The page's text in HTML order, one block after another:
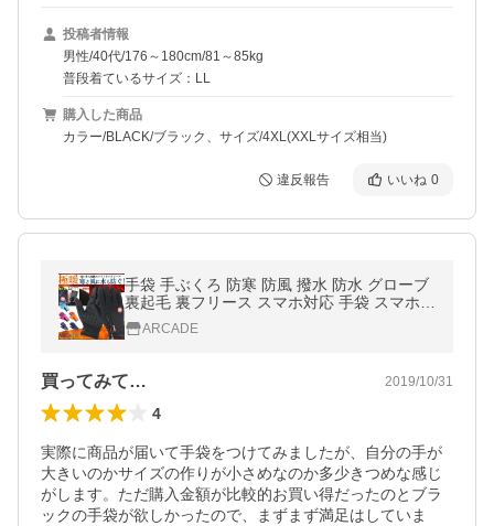
投稿者情報
男性/40代/176～180cm/81～85kg
普段着ているサイズ：LL
購入した商品
カラー/BLACK/ブラック、サイズ/4XL(XXLサイズ相当)
違反報告 いいね 0
手袋 手ぶくろ 防寒 防風 撥水 防水 グローブ
裏起毛 裏フリース スマホ対応 手袋 スマホ
メンズ レディース 作業用手袋 バイク 釣り
アウトドア/爆買 父の日
ARCADE
買ってみて… 2019/10/31
4
実際に商品が届いて手袋をつけてみましたが、自分の手が
大きいのかサイズの作りが小さめなのか多少きつめな感じ
がします。ただ購入金額が比較的お買い得だったのとブラ
ックの手袋が欲しかったので、まずまず満足はしていま